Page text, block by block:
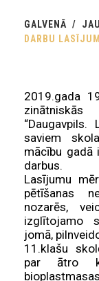
GALVENĀ
DARBU
2019.gada
“Daugavpils.
saviem
mācību gadā
darbus.
Lasījumu
pētīšanas
nozarēs,
izglītojamo
jomā,
11.klašu
par ātro